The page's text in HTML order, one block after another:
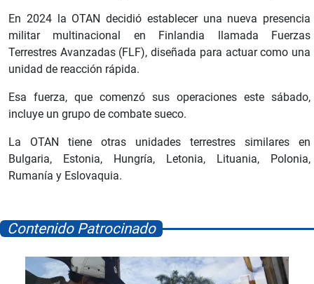
En 2024 la OTAN decidió establecer una nueva presencia
militar multinacional en Finlandia llamada Fuerzas
Terrestres Avanzadas (FLF), diseñada para actuar como una
unidad de reacción rápida.
Esa fuerza, que comenzó sus operaciones este sábado,
incluye un grupo de combate sueco.
La OTAN tiene otras unidades terrestres similares en
Bulgaria, Estonia, Hungría, Letonia, Lituania, Polonia,
Rumanía y Eslovaquia.
Contenido Patrocinado